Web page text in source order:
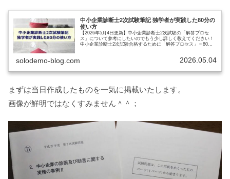
中小企業診断士2次試験筆記 独学者が実践した80分の
使い方
【2026年5月4日更新】中小企業診断士2次試験の「解答プロセ
ス」について参考にしたいのでもう少し詳しく教えてください！
中小企業診断士2次試験合格するために「解答プロセス」＝80分
solodemo-blog.com 2026.05.04
まずは当日作成したものを一気に掲載いたします。
画像が鮮明ではなくすみません＾＾；